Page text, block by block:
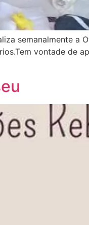
semanalmente a
vontade de